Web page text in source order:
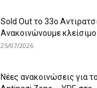
Sold Out το 33ο
Ανακοινώνουμε
25/07/2026
Νέες ανακοινώσεις για